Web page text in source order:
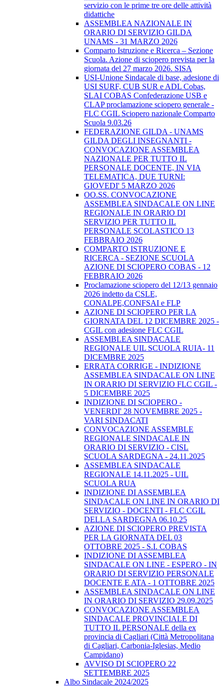
servizio con le prime tre ore delle attività
didattiche
ASSEMBLEA NAZIONALE IN
ORARIO DI SERVIZIO GILDA
UNAMS - 31 MARZO 2026
Comparto Istruzione e Ricerca – Sezione
Scuola. Azione di sciopero prevista per la
giornata del 27 marzo 2026. SISA
USI-Unione Sindacale di base, adesione di
USI SURF, CUB SUR e ADL Cobas,
SLAI COBAS Confederazione USB e
CLAP proclamazione sciopero generale -
FLC CGIL Sciopero nazionale Comparto
Scuola 9.03.26
FEDERAZIONE GILDA - UNAMS
GILDA DEGLI INSEGNANTI -
CONVOCAZIONE ASSEMBLEA
NAZIONALE PER TUTTO IL
PERSONALE DOCENTE, IN VIA
TELEMATICA, DUE TURNI:
GIOVEDI' 5 MARZO 2026
OO.SS. CONVOCAZIONE
ASSEMBLEA SINDACALE ON LINE
REGIONALE IN ORARIO DI
SERVIZIO PER TUTTO IL
PERSONALE SCOLASTICO 13
FEBBRAIO 2026
COMPARTO ISTRUZIONE E
RICERCA - SEZIONE SCUOLA
AZIONE DI SCIOPERO COBAS - 12
FEBBRAIO 2026
Proclamazione sciopero del 12/13 gennaio
2026 indetto da CSLE,
CONALPE,CONFSAI e FLP
AZIONE DI SCIOPERO PER LA
GIORNATA DEL 12 DICEMBRE 2025 -
CGIL con adesione FLC CGIL
ASSEMBLEA SINDACALE
REGIONALE UIL SCUOLA RUIA- 11
DICEMBRE 2025
ERRATA CORRIGE - INDIZIONE
ASSEMBLEA SINDACALE ON LINE
IN ORARIO DI SERVIZIO FLC CGIL -
5 DICEMBRE 2025
INDIZIONE DI SCIOPERO -
VENERDI' 28 NOVEMBRE 2025 -
VARI SINDACATI
CONVOCAZIONE ASSEMBLE
REGIONALE SINDACALE IN
ORARIO DI SERVIZIO - CISL
SCUOLA SARDEGNA - 24.11.2025
ASSEMBLEA SINDACALE
REGIONALE 14.11.2025 - UIL
SCUOLA RUA
INDIZIONE DI ASSEMBLEA
SINDACALE ON LINE IN ORARIO DI
SERVIZIO - DOCENTI - FLC CGIL
DELLA SARDEGNA 06.10.25
AZIONE DI SCIOPERO PREVISTA
PER LA GIORNATA DEL 03
OTTOBRE 2025 - S.I. COBAS
INDIZIONE DI ASSEMBLEA
SINDACALE ON LINE - ESPERO - IN
ORARIO DI SERVIZIO PERSONALE
DOCENTE E ATA - 1 OTTOBRE 2025
ASSEMBLEA SINDACALE ON LINE
IN ORARIO DI SERVIZIO 29.09.2025
CONVOCAZIONE ASSEMBLEA
SINDACALE PROVINCIALE DI
TUTTO IL PERSONALE della ex
provincia di Cagliari (Città Metropolitana
di Cagliari, Carbonia-Iglesias, Medio
Campidano)
AVVISO DI SCIOPERO 22
SETTEMBRE 2025
Albo Sindacale 2024/2025